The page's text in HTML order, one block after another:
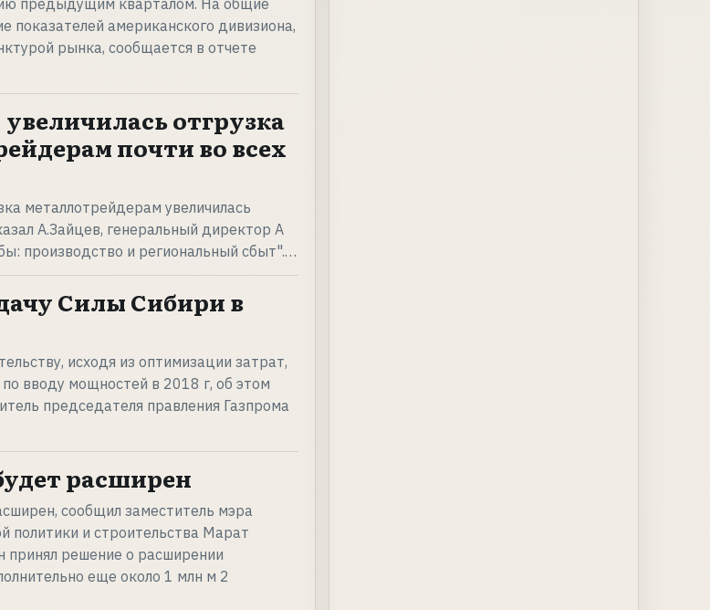
предыдущим кварталом. На общие
показателей американского дивизиона,
рынка, сообщается в отчете
увеличилась отгрузка
почти во всех
металлотрейдерам увеличилась
А.Зайцев, генеральный директор А
производство и региональный сбыт".…
Силы Сибири в
исходя из оптимизации затрат,
вводу мощностей в 2018 г, об этом
председателя правления Газпрома
расширен
сообщил заместитель мэра
политики и строительства Марат
принял решение о расширении
еще около 1 млн м 2